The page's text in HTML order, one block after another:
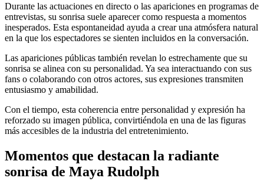
Durante las actuaciones en directo o las apariciones en programas de
entrevistas, su sonrisa suele aparecer como respuesta a momentos
inesperados. Esta espontaneidad ayuda a crear una atmósfera natural
en la que los espectadores se sienten incluidos en la conversación.
Las apariciones públicas también revelan lo estrechamente que su
sonrisa se alinea con su personalidad. Ya sea interactuando con sus
fans o colaborando con otros actores, sus expresiones transmiten
entusiasmo y amabilidad.
Con el tiempo, esta coherencia entre personalidad y expresión ha
reforzado su imagen pública, convirtiéndola en una de las figuras
más accesibles de la industria del entretenimiento.
Momentos que destacan la radiante
sonrisa de Maya Rudolph